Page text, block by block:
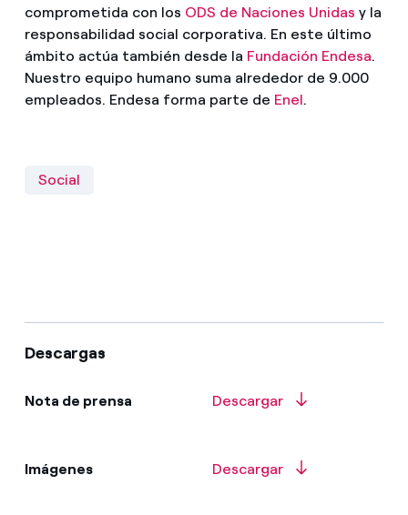
comprometida con los ODS de Naciones Unidas y la
responsabilidad social corporativa. En este último
ámbito actúa también desde la Fundación Endesa.
Nuestro equipo humano suma alrededor de 9.000
empleados. Endesa forma parte de Enel.
Social
Descargas
Nota de prensa Descargar
Imágenes Descargar